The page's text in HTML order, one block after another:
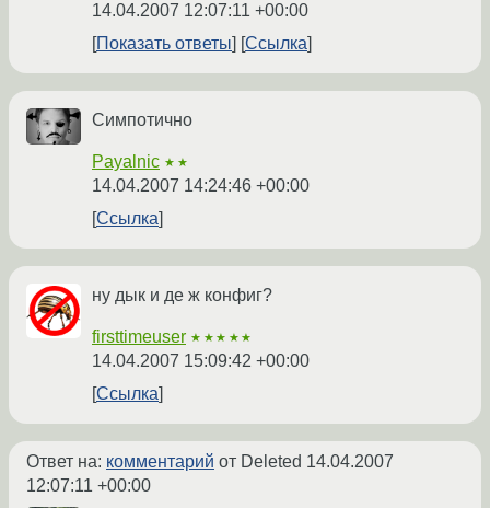
14.04.2007 12:07:11 +00:00
Показать ответы
Ссылка
Симпотично
Payalnic ★★
14.04.2007 14:24:46 +00:00
Ссылка
ну дык и де ж конфиг?
firsttimeuser ★★★★★
14.04.2007 15:09:42 +00:00
Ссылка
Ответ на: комментарий от Deleted 14.04.2007
12:07:11 +00:00